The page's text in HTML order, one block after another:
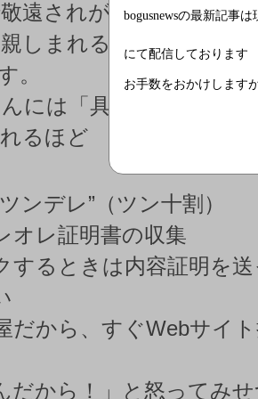
bogusnewsの最新記事は
にて配信しております
お手数をおかけします
遠されがちだった。擬
しまれる存在にしてい
。
には「具体的なモデル
るほど
ンデレ”（ツン十割）
オレ証明書の収集
するときは内容証明を
だから、すぐWebサイ
だから！」と怒ってみ